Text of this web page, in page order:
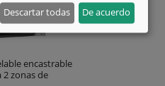
encastrable
zonas de
Descartar todas De acuerdo